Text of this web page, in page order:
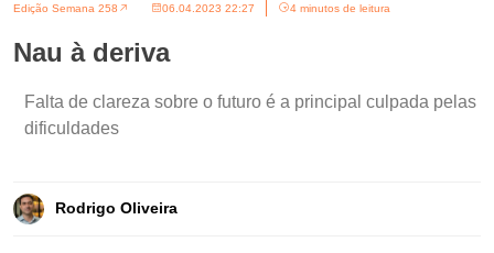
Edição Semana 258 06.04.2023 22:27 4 minutos de leitura
Nau à deriva
Falta de clareza sobre o futuro é a principal culpada pelas
dificuldades
Rodrigo Oliveira